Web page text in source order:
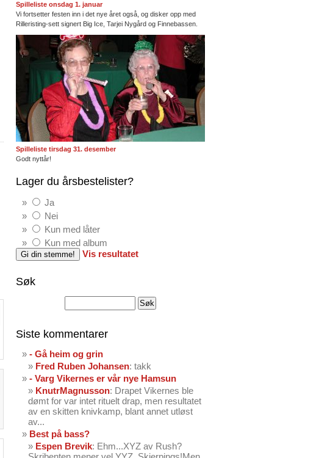
Spilleliste onsdag 1. januar
Vi fortsetter festen inn i det nye året også, og disker opp med
Rilleristing-sett signert Big Ice, Tarjei Nygård og Finnebassen.
Spilleliste tirsdag 31. desember
Godt nyttår!
Lager du årsbestelister?
Ja
Nei
Kun med låter
Kun med album
Vis resultatet
Søk
Siste kommentarer
- Gå heim og grin
Fred Ruben Johansen: takk
- Varg Vikernes er vår nye Hamsun
KnutrMagnusson: Drapet Vikernes ble
dømt for var intet rituelt drap, men resultatet
av en skitten knivkamp, blant annet utløst
av...
Best på bass?
Espen Brevik: Ehm...XYZ av Rush?